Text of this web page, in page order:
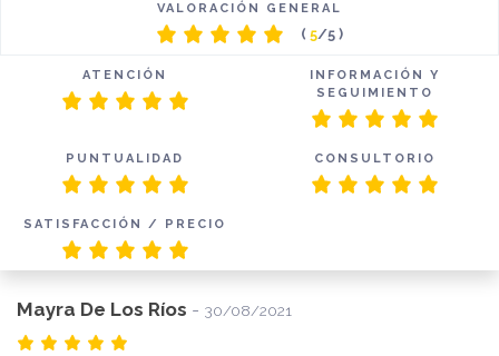
VALORACIÓN GENERAL
( 5/5 )
ATENCIÓN
INFORMACIÓN Y
SEGUIMIENTO
PUNTUALIDAD CONSULTORIO
SATISFACCIÓN / PRECIO
Mayra De Los Ríos - 30/08/2021